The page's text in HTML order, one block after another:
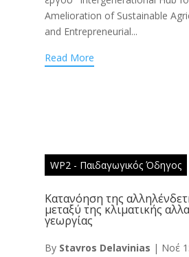
Amelioration of Sustainable
and Entrepreneurial...
Read More
WP2 - Παιδαγωγικός Όδηγος
Κατανόηση της
μεταξύ της κλιματικής
γεωργίας
By Stavros Delavinias | Νοέ